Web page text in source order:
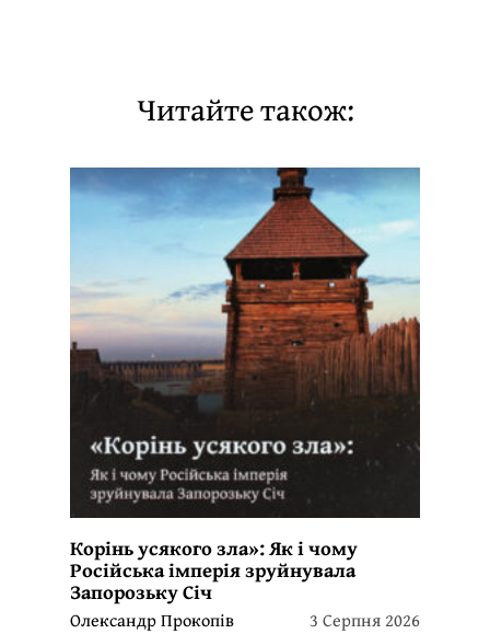
Читайте також:
Корінь усякого зла»: Як і чому
Російська імперія зруйнувала
Запорозьку Січ
Олександр Прокопів 3 Серпня 2026